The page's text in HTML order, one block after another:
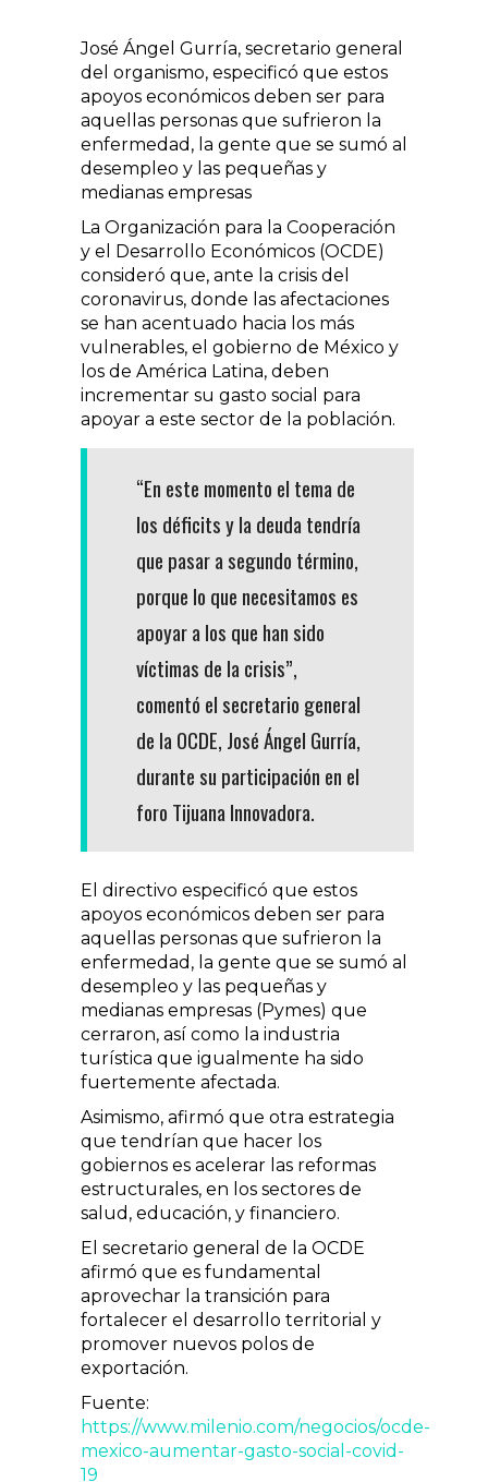
José Ángel Gurría, secretario general
del organismo, especificó que estos
apoyos económicos deben ser para
aquellas personas que sufrieron la
enfermedad, la gente que se sumó al
desempleo y las pequeñas y
medianas empresas
La Organización para la Cooperación
y el Desarrollo Económicos (OCDE)
consideró que, ante la crisis del
coronavirus, donde las afectaciones
se han acentuado hacia los más
vulnerables, el gobierno de México y
los de América Latina, deben
incrementar su gasto social para
apoyar a este sector de la población.
“En este momento el tema de
los déficits y la deuda tendría
que pasar a segundo término,
porque lo que necesitamos es
apoyar a los que han sido
víctimas de la crisis”,
comentó el secretario general
de la OCDE, José Ángel Gurría,
durante su participación en el
foro Tijuana Innovadora.
El directivo especificó que estos
apoyos económicos deben ser para
aquellas personas que sufrieron la
enfermedad, la gente que se sumó al
desempleo y las pequeñas y
medianas empresas (Pymes) que
cerraron, así como la industria
turística que igualmente ha sido
fuertemente afectada.
Asimismo, afirmó que otra estrategia
que tendrían que hacer los
gobiernos es acelerar las reformas
estructurales, en los sectores de
salud, educación, y financiero.
El secretario general de la OCDE
afirmó que es fundamental
aprovechar la transición para
fortalecer el desarrollo territorial y
promover nuevos polos de
exportación.
Fuente:
https://www.milenio.com/negocios/ocde-
mexico-aumentar-gasto-social-covid-
19